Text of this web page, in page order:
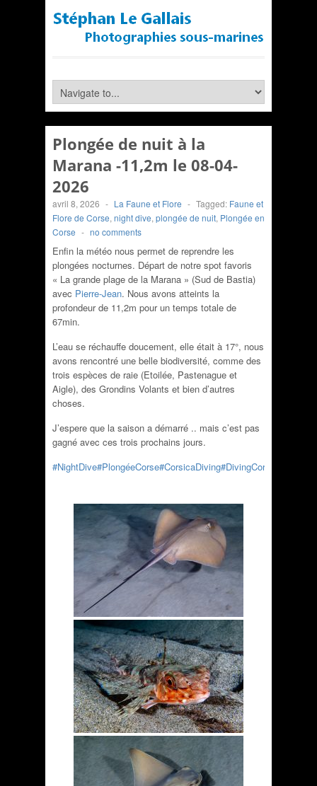
Plongée de nuit à la
Marana -11,2m le 08-04-
2026
avril 8, 2026 - La Faune et Flore - Tagged: Faune et
Flore de Corse, night dive, plongée de nuit, Plongée en
Corse - no comments
Enfin la météo nous permet de reprendre les
plongées nocturnes. Départ de notre spot favoris
« La grande plage de la Marana » (Sud de Bastia)
avec Pierre-Jean. Nous avons atteints la
profondeur de 11,2m pour un temps totale de
67min.
L’eau se réchauffe doucement, elle était à 17°, nous
avons rencontré une belle biodiversité, comme des
trois espèces de raie (Etoilée, Pastenague et
Aigle), des Grondins Volants et bien d’autres
choses.
J’espere que la saison a démarré .. mais c’est pas
gagné avec ces trois prochains jours.
#NightDive#PlongéeCorse#CorsicaDiving#DivingCorsica